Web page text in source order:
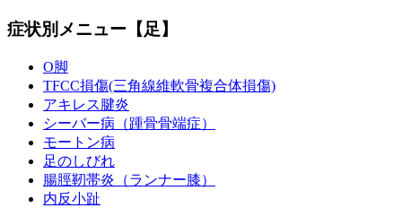
症状別メニュー【足】
O脚
TFCC損傷(三角線維軟骨複合体損傷)
アキレス腱炎
シーバー病（踵骨骨端症）
モートン病
足のしびれ
腸脛靭帯炎（ランナー膝）
内反小趾